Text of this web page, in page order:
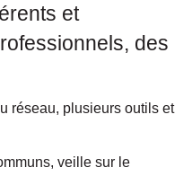
et
des
réseau, plusieurs outils et
veille sur le